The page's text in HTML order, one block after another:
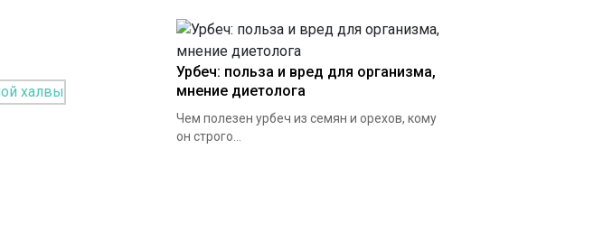
Урбеч: польза и вред для организма,
мнение диетолога
Чем полезен урбеч из семян и орехов, кому
он строго...